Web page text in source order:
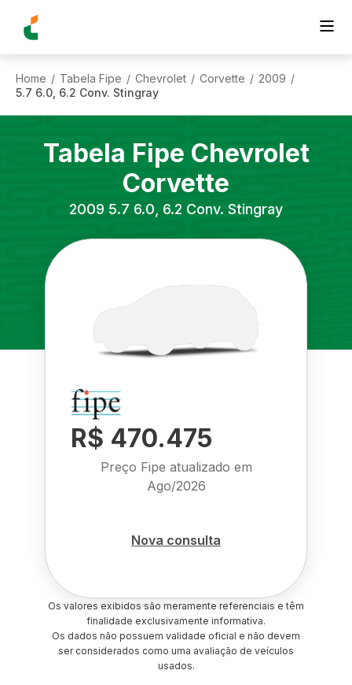
Home / Tabela Fipe / Chevrolet / Corvette / 2009 /
5.7 6.0, 6.2 Conv. Stingray
Tabela Fipe Chevrolet
Corvette
2009 5.7 6.0, 6.2 Conv. Stingray
R$ 470.475
Preço Fipe atualizado em
Ago/2026
Nova consulta
Os valores exibidos são meramente referenciais e têm
finalidade exclusivamente informativa.
Os dados não possuem validade oficial e não devem
ser considerados como uma avaliação de veículos
usados.